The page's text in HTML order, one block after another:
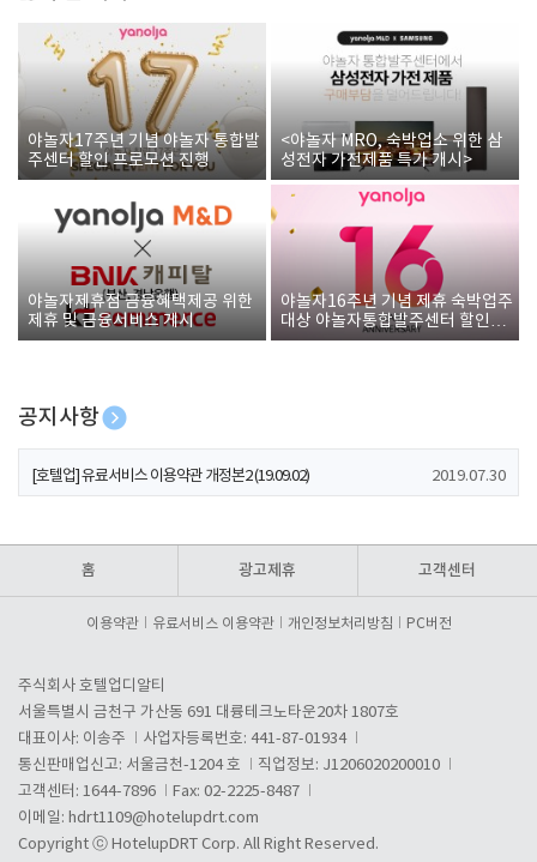
야놀자17주년 기념 야놀자 통합발
주센터 할인 프로모션 진행
<야놀자 MRO, 숙박업소 위한 삼
성전자 가전제품 특가 개시>
야놀자제휴점 금융혜택제공 위한
제휴 및 금융서비스 게시
야놀자16주년 기념 제휴 숙박업주
대상 야놀자통합발주센터 할인쿠
폰 증정
공지사항
[호텔업] 개인정보 처리방침 개정본1 (19.09.02)
[호텔업] 유료서비스 이용약관 개정본2 (19.09.02) 2019.07.30
홈 광고제휴 고객센터
이용약관 유료서비스 이용약관 개인정보처리방침 PC버전
주식회사 호텔업디알티
서울특별시 금천구 가산동 691 대륭테크노타운20차 1807호
대표이사: 이송주
사업자등록번호: 441-87-01934
통신판매업신고: 서울금천-1204 호
직업정보: J1206020200010
고객센터: 1644-7896
Fax: 02-2225-8487
이메일: hdrt1109@hotelupdrt.com
Copyright ⓒ HotelupDRT Corp. All Right Reserved.